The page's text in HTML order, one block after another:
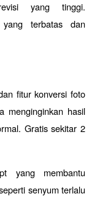
yang tinggi.
terbatas dan
fitur konversi foto
menginginkan hasil
Gratis sekitar 2
yang membantu
senyum terlalu